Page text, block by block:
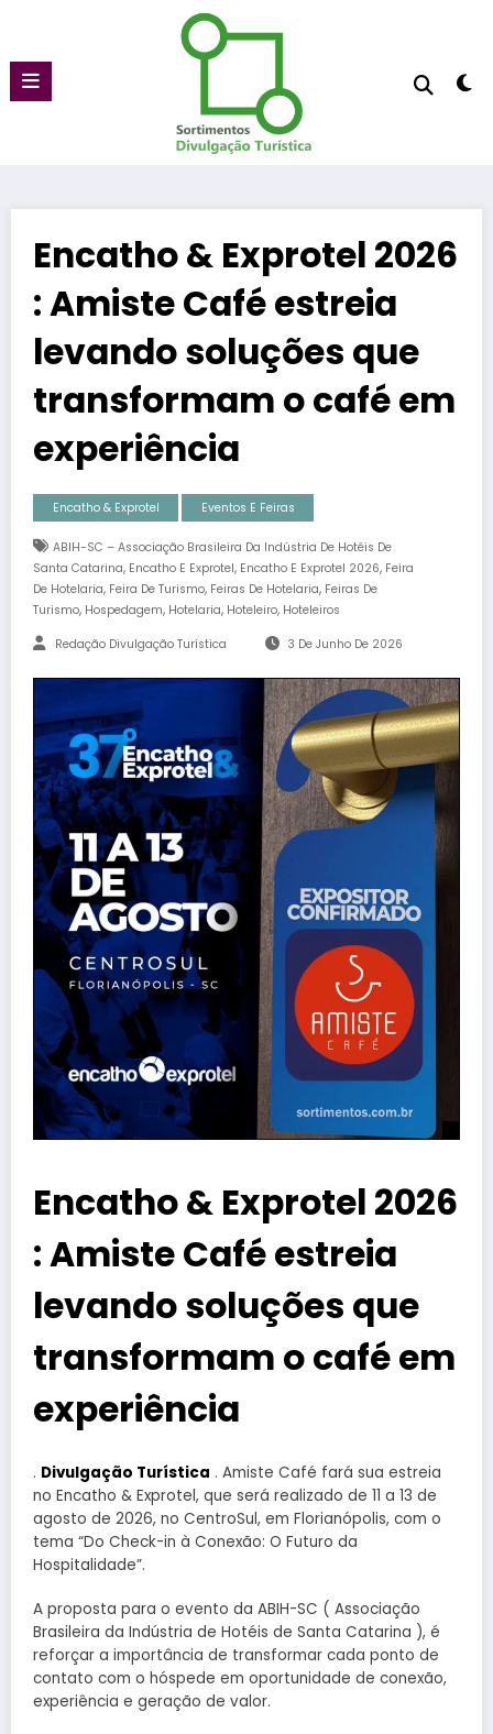
conteúdo
Encatho & Exprotel 2026
: Amiste Café estreia
levando soluções que
transformam o café em
experiência
Encatho & Exprotel Eventos E Feiras
ABIH-SC – Associação Brasileira Da Indústria De Hotéis De
Santa Catarina, Encatho E Exprotel, Encatho E Exprotel 2026, Feira
De Hotelaria, Feira De Turismo, Feiras De Hotelaria, Feiras De
Turismo, Hospedagem, Hotelaria, Hoteleiro, Hoteleiros
Redação Divulgação Turística 3 De Junho De 2026
Encatho & Exprotel 2026
: Amiste Café estreia
levando soluções que
transformam o café em
experiência
. Divulgação Turística . Amiste Café fará sua estreia
no Encatho & Exprotel, que será realizado de 11 a 13 de
agosto de 2026, no CentroSul, em Florianópolis, com o
tema “Do Check-in à Conexão: O Futuro da
Hospitalidade”.
A proposta para o evento da ABIH-SC ( Associação
Brasileira da Indústria de Hotéis de Santa Catarina ), é
reforçar a importância de transformar cada ponto de
contato com o hóspede em oportunidade de conexão,
experiência e geração de valor.